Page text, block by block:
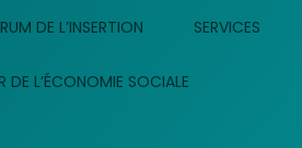
DE L’INSERTION SERVICES
DE L’ÉCONOMIE SOCIALE